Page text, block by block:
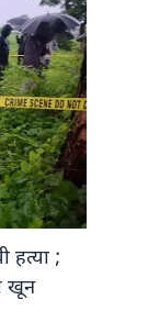
हत्या ;
खून